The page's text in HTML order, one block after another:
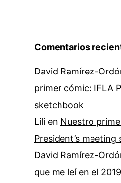
Comentarios
David Ramírez-
primer cómic: IFLA
sketchbook
Lili en Nuestro
President’s
David Ramírez-
que me leí en el 2019